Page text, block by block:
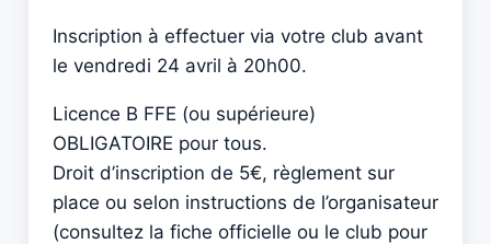
Inscription à effectuer via votre club avant
le vendredi 24 avril à 20h00.
Licence B FFE (ou supérieure)
OBLIGATOIRE pour tous.
Droit d’inscription de 5€, règlement sur
place ou selon instructions de l’organisateur
(consultez la fiche officielle ou le club pour